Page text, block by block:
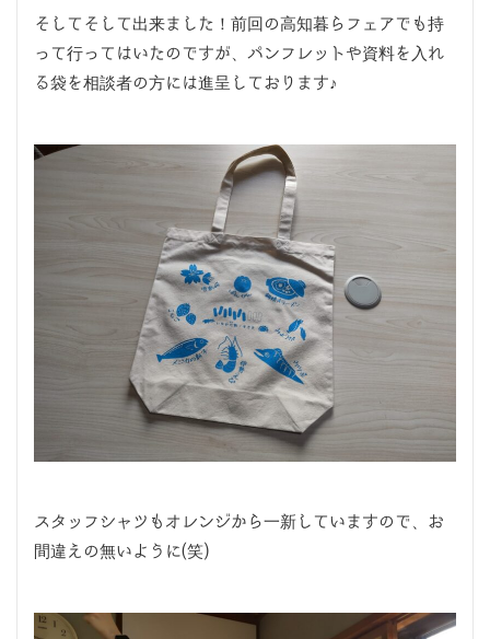
そしてそして出来ました！前回の高知暮らフェアでも持
って行ってはいたのですが、パンフレットや資料を入れ
る袋を相談者の方には進呈しております♪
スタッフシャツもオレンジから一新していますので、お
間違えの無いように(笑)